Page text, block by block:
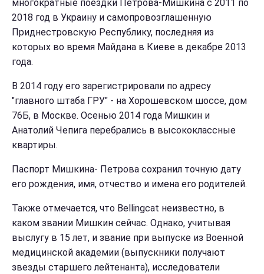
многократные поездки Петрова-Мишкина с 2011 по
2018 год в Украину и самопровозглашенную
Приднестровскую Республику, последняя из
которых во время Майдана в Киеве в декабре 2013
года.
В 2014 году его зарегистрировали по адресу
"главного штаба ГРУ" - на Хорошевском шоссе, дом
76Б, в Москве. Осенью 2014 года Мишкин и
Анатолий Чепига перебрались в высококлассные
квартиры.
Паспорт Мишкина- Петрова сохранил точную дату
его рождения, имя, отчество и имена его родителей.
Также отмечается, что Bellingcat неизвестно, в
каком звании Мишкин сейчас. Однако, учитывая
выслугу в 15 лет, и звание при выпуске из Военной
медицинской академии (выпускники получают
звезды старшего лейтенанта), исследователи